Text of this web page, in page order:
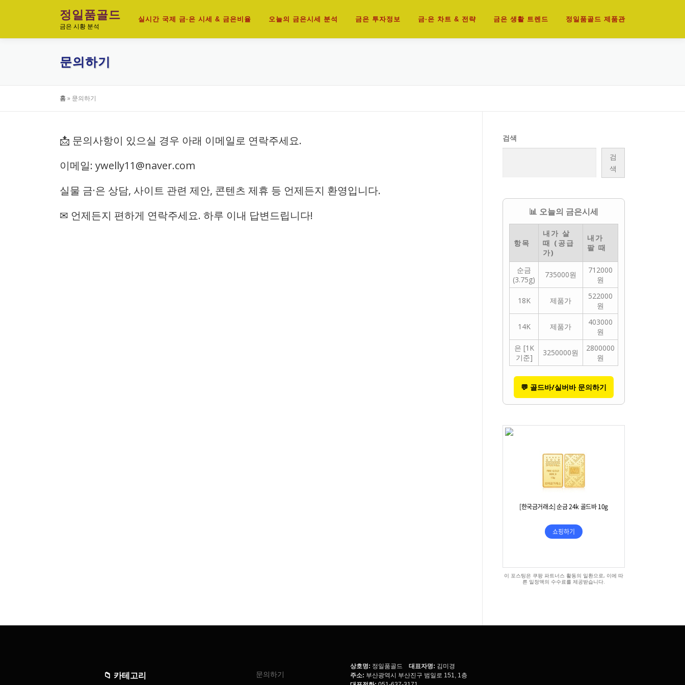
로
정일품골드
금은 시황 분석
실시간 국제 금·은 시세 & 금은비율 오늘의 금은시세 분석 금은 투자정보 금·은 차트 & 전략 금은 생활 트렌드 정일품골드 제품관
문의하기
홈» 문의하기
📩 문의사항이 있으실 경우 아래 이메일로 연락주세요.
이메일: ywelly11@naver.com
실물 금·은 상담, 사이트 관련 제안, 콘텐츠 제휴 등 언제든지 환영입니다.
✉ 언제든지 편하게 연락주세요. 하루 이내 답변드립니다!
검색
검
색
📊 오늘의 금은시세
항목
내가 살
때 (공급
가)
내가
팔 때
순금
(3.75g)
735000원
712000
원
18K 제품가
522000
원
14K 제품가
403000
원
은 [1K
기준]
3250000원
2800000
원
💬 골드바/실버바 문의하기
이 포스팅은 쿠팡 파트너스 활동의 일환으로, 이에 따
른 일정액의 수수료를 제공받습니다.
📁 카테고리 문의하기
상호명: 정일품골드 대표자명: 김미경
주소: 부산광역시 부산진구 범일로 151, 1층